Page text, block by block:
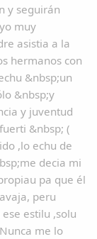
y seguirán
muy
asistia a la
hermanos con
&nbsp;un
&nbsp;y
y juventud
&nbsp; (
,lo echu de
decia mi
pa que él
peru
estilu ,solu
me lo